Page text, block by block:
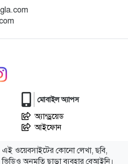
মোবাইল অ্যাপস
অ্যান্ড্রয়েড
আইফোন
এই ওয়েবসাইটের কোনো লেখা, ছবি,
ভিডিও অনুমতি ছাড়া ব্যবহার বেআইনি।